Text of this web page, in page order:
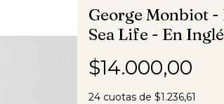
George Monbiot
Sea Life - En
$14.000,00
24 cuotas de $1.236,61